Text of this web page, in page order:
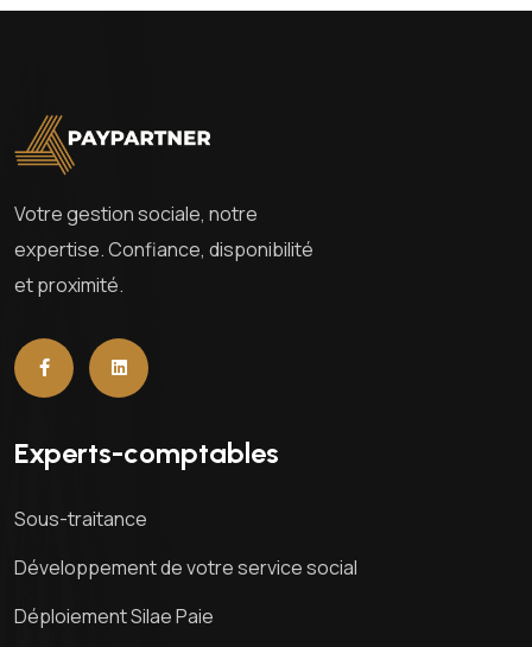
Votre gestion sociale, notre
expertise. Confiance, disponibilité
et proximité.
Experts-comptables
Sous-traitance
Développement de votre service social
Déploiement Silae Paie